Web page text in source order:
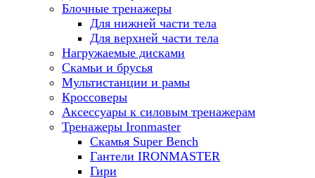
Блочные тренажеры
Для нижней части тела
Для верхней части тела
Нагружаемые дисками
Скамьи и брусья
Мультистанции и рамы
Кроссоверы
Аксессуары к силовым тренажерам
Тренажеры Ironmaster
Скамья Super Bench
Гантели IRONMASTER
Гири